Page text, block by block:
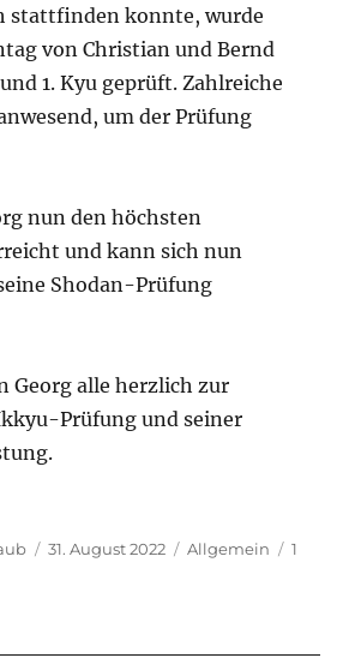
stattfinden konnte, wurde
von Christian und Bernd
1. Kyu geprüft. Zahlreiche
um der Prüfung
nun den höchsten
und kann sich nun
Shodan-Prüfung
Georg alle herzlich zur
Prüfung und seiner
Veröffentlicht
31. August 2022 Kategorien
Allgemein
1